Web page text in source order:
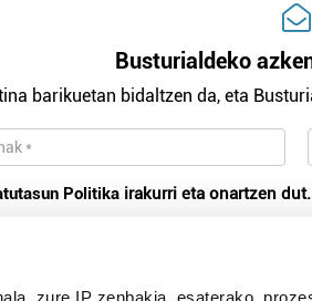
Busturialdeko
barikuetan bidaltzen da, eta
Politika irakurri eta onartzen dut.